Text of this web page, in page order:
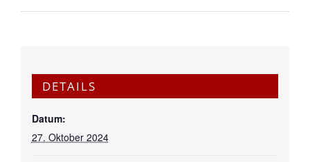
DETAILS
Datum:
27. Oktober 2024